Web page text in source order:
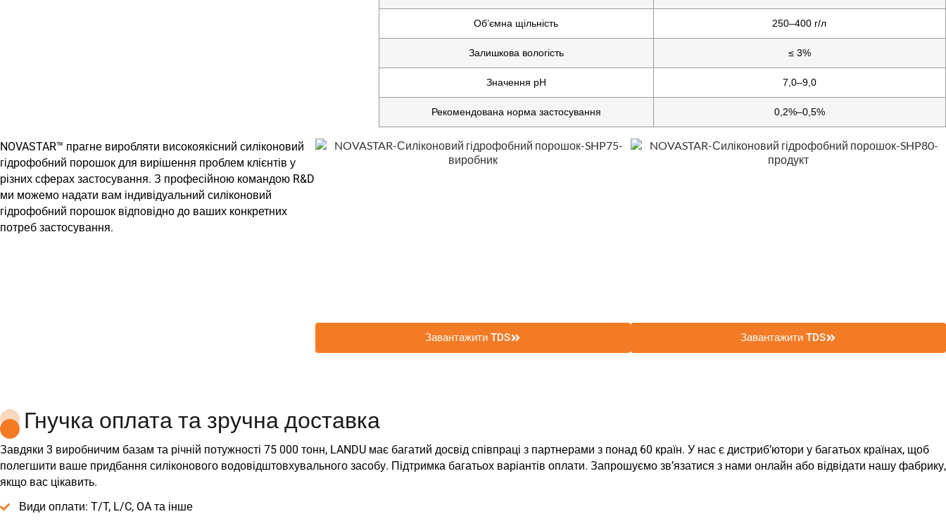
Об’ємна щільність 250–400 г/л
Залишкова вологість ≤ 3%
Значення pH 7,0–9,0
Рекомендована норма застосування 0,2%–0,5%
NOVASTAR™ прагне виробляти високоякісний силіконовий
гідрофобний порошок для вирішення проблем клієнтів у
різних сферах застосування. З професійною командою R&D
ми можемо надати вам індивідуальний силіконовий
гідрофобний порошок відповідно до ваших конкретних
потреб застосування.
Завантажити TDS Завантажити TDS
Гнучка оплата та зручна доставка
Завдяки 3 виробничим базам та річній потужності 75 000 тонн, LANDU має багатий досвід співпраці з партнерами з понад 60 країн. У нас є дистриб’ютори у багатьох країнах, щоб
полегшити ваше придбання силіконового водовідштовхувального засобу. Підтримка багатьох варіантів оплати. Запрошуємо зв’язатися з нами онлайн або відвідати нашу фабрику,
якщо вас цікавить.
Види оплати: T/T, L/C, OA та інше